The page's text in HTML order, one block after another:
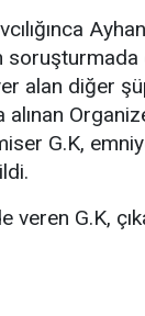
soruşturmada
alan diğer
G.K,
veren G.K,